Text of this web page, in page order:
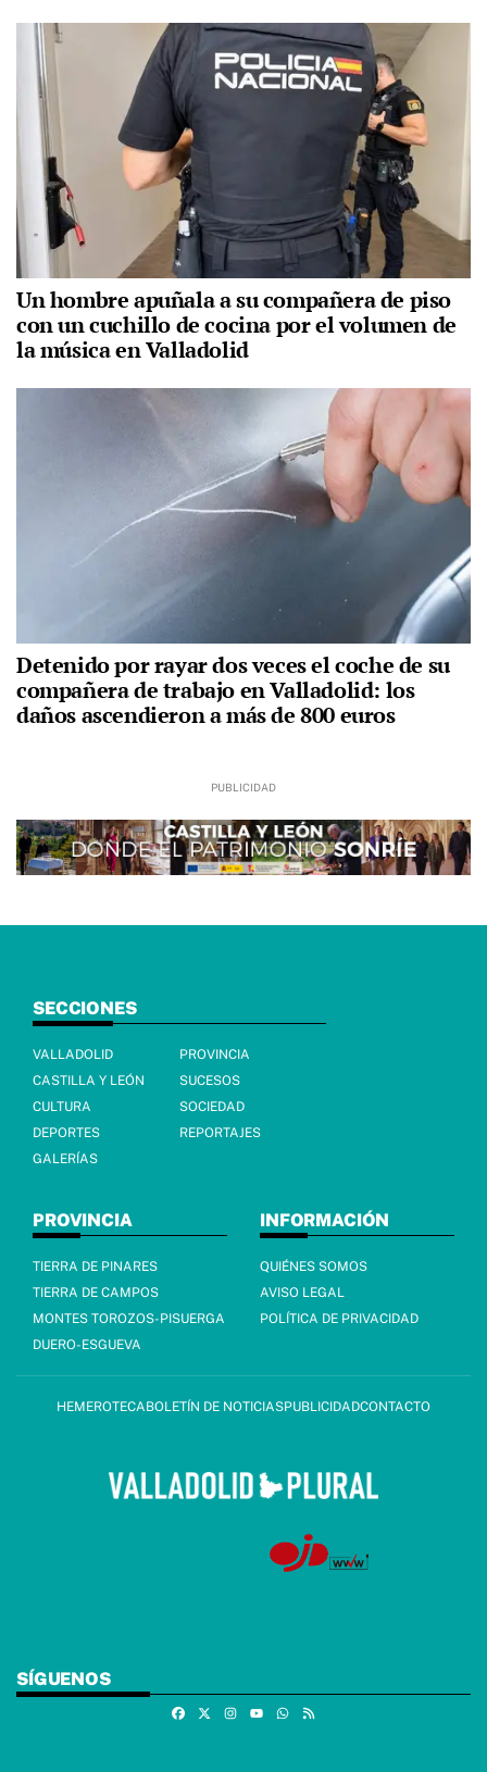
Un hombre apuñala a su compañera de piso
con un cuchillo de cocina por el volumen de
la música en Valladolid
Detenido por rayar dos veces el coche de su
compañera de trabajo en Valladolid: los
daños ascendieron a más de 800 euros
SECCIONES
VALLADOLID
PROVINCIA
CASTILLA Y LEÓN
SUCESOS
CULTURA
SOCIEDAD
DEPORTES
REPORTAJES
GALERÍAS
PROVINCIA
TIERRA DE PINARES
TIERRA DE CAMPOS
MONTES TOROZOS-PISUERGA
DUERO-ESGUEVA
INFORMACIÓN
QUIÉNES SOMOS
AVISO LEGAL
POLÍTICA DE PRIVACIDAD
HEMEROTECABOLETÍN DE NOTICIASPUBLICIDADCONTACTO
SÍGUENOS
FacebookInstagramWhatsapp